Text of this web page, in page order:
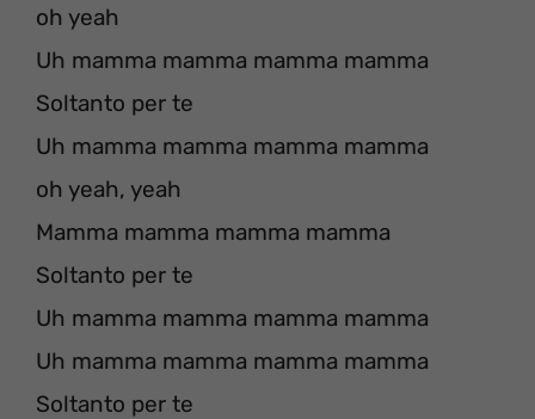
oh yeah
Uh mamma mamma mamma mamma
Soltanto per te
Uh mamma mamma mamma mamma
oh yeah, yeah
Mamma mamma mamma mamma
Soltanto per te
Uh mamma mamma mamma mamma
Uh mamma mamma mamma mamma
Soltanto per te